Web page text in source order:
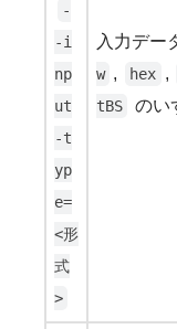
-
-i
np
ut
-t
yp
e=
<形
式
>
入力デー
w , hex ,
tBS
のい